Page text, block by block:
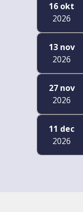
16 okt
2026
13 nov
2026
27 nov
2026
11 dec
2026